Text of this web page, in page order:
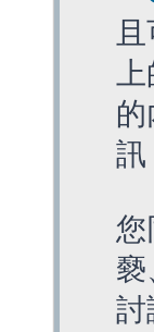
訊
您
褻
討